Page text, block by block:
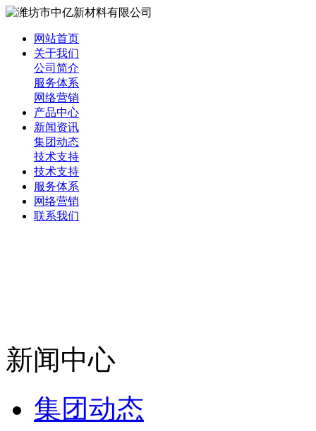
网站首页
关于我们
公司简介
服务体系
网络营销
产品中心
新闻资讯
集团动态
技术支持
技术支持
服务体系
网络营销
联系我们
新闻中心
集团动态